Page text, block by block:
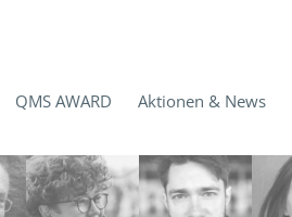
QMS AWARD Aktionen & News